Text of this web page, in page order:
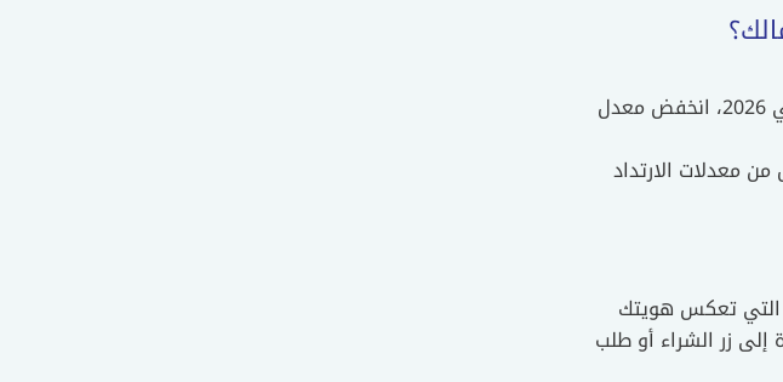
الأرقام لا تكذب؛ العقل البشري يعالج الصور المتحركة أسرع بـ 60,000 مرة من النصوص المكتوبة، في 2026، انخفض معدل
شركتك المعقدة في أول 5 ثوانٍ، مما يقلل من معدلات الارتداد
التي تعكس هويتك
إلى زر الشراء أو طلب